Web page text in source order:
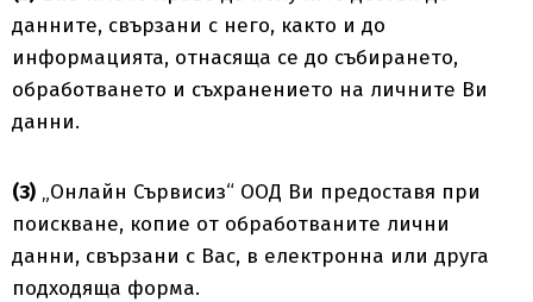
данните, свързани с него, както и до
информацията, отнасяща се до събирането,
обработването и съхранението на личните Ви
данни.
(3) „Онлайн Сървисиз“ ООД Ви предоставя при
поискване, копие от обработваните лични
данни, свързани с Вас, в електронна или друга
подходяща форма.